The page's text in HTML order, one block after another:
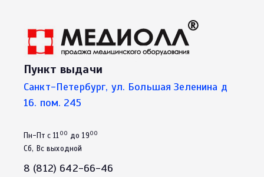
Пункт выдачи
Санкт-Петербург, ул. Большая Зеленина д
16. пом. 245
Пн-Пт с 1100 до 1900
Сб, Вс выходной
8 (812) 642-66-46